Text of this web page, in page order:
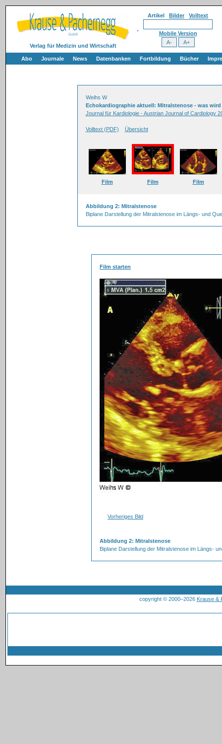
Verlag für Medizin und Wirtschaft
Artikel Bilder Volltext
Mobile Version
Abo Journale News Datenbanken Fortbildung Bücher
Weihs W
Echokardiographie aktuell: Mitralstenose - was
Journal für Kardiologie - Austrian Journal of Cardiology
Volltext (PDF) Übersicht
Film Film Film
Abbildung 2: Mitralstenose
Biplane Darstellung der Mitralstenose im Längs- und
Film starten
Vorheriges Bild
Abbildung 2: Mitralstenose
Biplane Darstellung der Mitralstenose im Längs-
copyright © 2000–2026 Krause &